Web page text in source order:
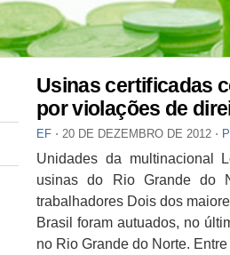
Usinas certificadas
por violações de
EF ⋅ 20 DE DEZEMBRO DE 2012 ⋅
Unidades da multinacional
usinas do Rio Grande do
trabalhadores Dois dos
Brasil foram autuados, no
no Rio Grande do Norte.